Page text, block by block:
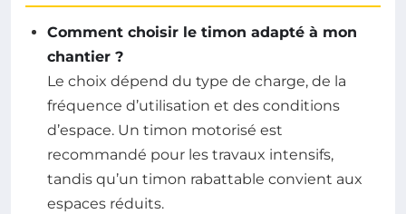
Comment choisir le timon adapté à mon
chantier ?
Le choix dépend du type de charge, de la
fréquence d’utilisation et des conditions
d’espace. Un timon motorisé est
recommandé pour les travaux intensifs,
tandis qu’un timon rabattable convient aux
espaces réduits.